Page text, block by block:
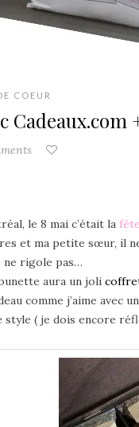
COEUR
Cadeaux.com
le 8 mai c’était la
et ma petite sœur, il
ne rigole pas…
aura un joli
comme j’aime
style ( je dois encore